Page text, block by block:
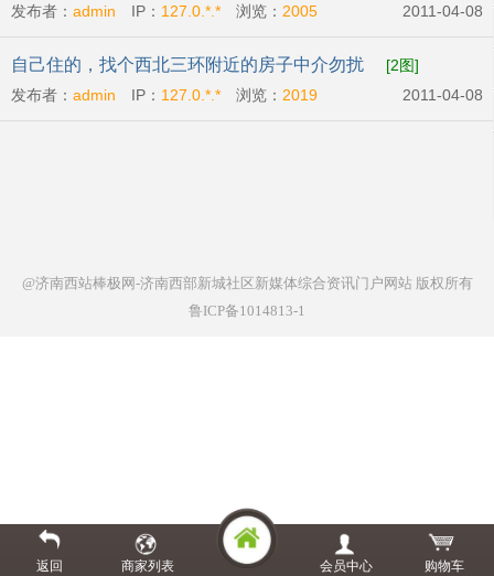
发布者： admin IP： 127.0.*.* 浏览： 2005 2011-04-08
自己住的，找个西北三环附近的房子中介勿扰
[2图]
发布者： admin IP： 127.0.*.* 浏览： 2019 2011-04-08
@济南西站棒极网-济南西部新城社区新媒体综合资讯门户网站版权所有
鲁ICP备1014813-1
返回 商家列表 会员中心 购物车